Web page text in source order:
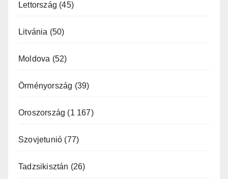
Lettország (45)
Litvánia (50)
Moldova (52)
Örményország (39)
Oroszország (1 167)
Szovjetunió (77)
Tadzsikisztán (26)